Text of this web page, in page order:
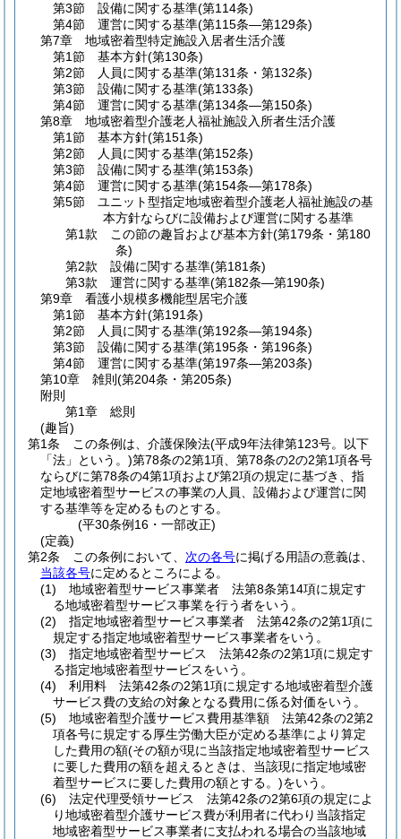
第3節
設備に関する基準(第114条)
第4節
運営に関する基準(第115条―第129条)
第7章
地域密着型特定施設入居者生活介護
第1節
基本方針(第130条)
第2節
人員に関する基準(第131条・第132条)
第3節
設備に関する基準(第133条)
第4節
運営に関する基準(第134条―第150条)
第8章
地域密着型介護老人福祉施設入所者生活介護
第1節
基本方針(第151条)
第2節
人員に関する基準(第152条)
第3節
設備に関する基準(第153条)
第4節
運営に関する基準(第154条―第178条)
第5節
ユニット型指定地域密着型介護老人福祉施設の基
本方針ならびに設備および運営に関する基準
第1款
この節の趣旨および基本方針(第179条・第180
条)
第2款
設備に関する基準(第181条)
第3款
運営に関する基準(第182条―第190条)
第9章
看護小規模多機能型居宅介護
第1節
基本方針(第191条)
第2節
人員に関する基準(第192条―第194条)
第3節
設備に関する基準(第195条・第196条)
第4節
運営に関する基準(第197条―第203条)
第10章
雑則 (第204条・第205条)
附則
第1章
総則
(趣旨)
第1条
この条例は、介護保険法(平成9年法律第123号。以下
「法」という。)第78条の2第1項、第78条の2の2第1項各号
ならびに第78条の4第1項および第2項の規定に基づき、指
定地域密着型サービスの事業の人員、設備および運営に関
する基準等を定めるものとする。
(平30条例16・一部改正)
(定義)
第2条
この条例において、 次の各号に掲げる用語の意義は、
当該各号に定めるところによる。
(1)
地域密着型サービス事業者 法第8条第14項に規定す
る地域密着型サービス事業を行う者をいう。
(2)
指定地域密着型サービス事業者 法第42条の2第1項に
規定する指定地域密着型サービス事業者をいう。
(3)
指定地域密着型サービス 法第42条の2第1項に規定す
る指定地域密着型サービスをいう。
(4)
利用料 法第42条の2第1項に規定する地域密着型介護
サービス費の支給の対象となる費用に係る対価をいう。
(5)
地域密着型介護サービス費用基準額 法第42条の2第2
項各号に規定する厚生労働大臣が定める基準により算定
した費用の額(その額が現に当該指定地域密着型サービス
に要した費用の額を超えるときは、当該現に指定地域密
着型サービスに要した費用の額とする。)をいう。
(6)
法定代理受領サービス 法第42条の2第6項の規定によ
り地域密着型介護サービス費が利用者に代わり当該指定
地域密着型サービス事業者に支払われる場合の当該地域